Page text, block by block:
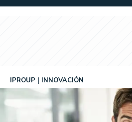
IPROUP INNOVACIÓN